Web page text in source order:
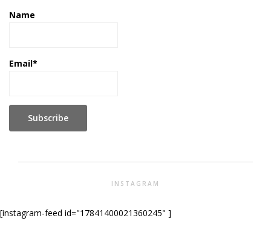
Name
Email*
INSTAGRAM
[instagram-feed id="17841400021360245" ]